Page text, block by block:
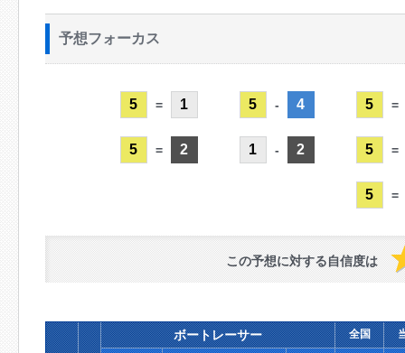
予想フォーカス
5 = 1
5 = 2
5 - 4
1 - 2
5 =
5 =
5 =
この予想に対する自信度は
ボートレーサー 全国